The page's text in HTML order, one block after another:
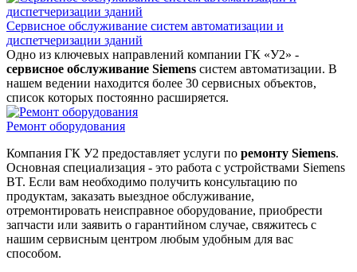
Сервисное обслуживание систем автоматизации и
диспетчеризации зданий
Одно из ключевых направлений компании ГК «У2» -
сервисное обслуживание Siemens систем автоматизации. В
нашем ведении находится более 30 сервисных объектов,
список которых постоянно расширяется.
Ремонт оборудования
Компания ГК У2 предоставляет услуги по ремонту Siemens.
Основная специализация - это работа с устройствами Siemens
BT. Если вам необходимо получить консультацию по
продуктам, заказать выездное обслуживание,
отремонтировать неисправное оборудование, приобрести
запчасти или заявить о гарантийном случае, свяжитесь с
нашим сервисным центром любым удобным для вас
способом.